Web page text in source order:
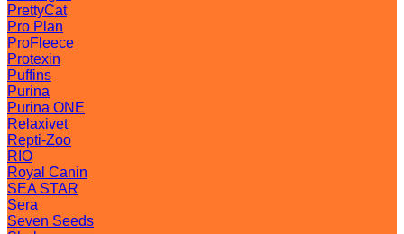
PrettyCat
Pro Plan
ProFleece
Protexin
Puffins
Purina
Purina ONE
Relaxivet
Repti-Zoo
RIO
Royal Canin
SEA STAR
Sera
Seven Seeds